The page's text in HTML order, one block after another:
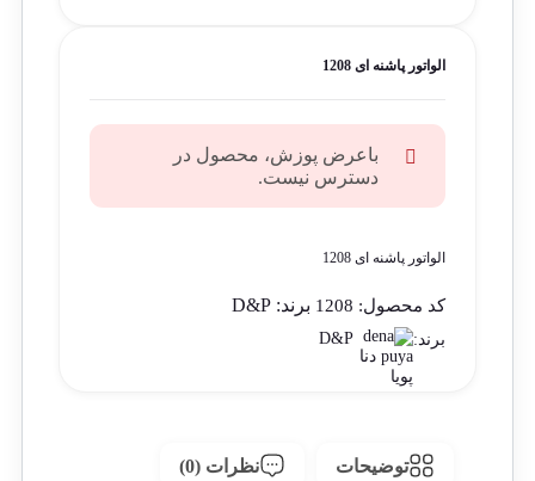
الواتور پاشنه ای 1208
باعرض پوزش، محصول در
دسترس نیست.
الواتور پاشنه ای 1208
کد محصول: 1208 برند: D&P
برند: D&P
توضیحات نظرات (0)